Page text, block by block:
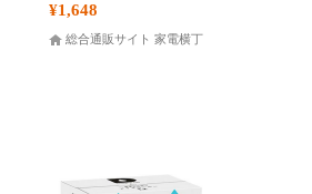
¥1,648
総合通販サイト 家電横丁